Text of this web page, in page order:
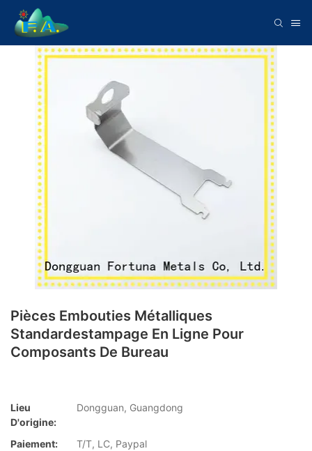
Pièces Embouties Métalliques
Standardestampage En Ligne Pour
Composants De Bureau
Lieu
D'origine:
Dongguan, Guangdong
Paiement:
T/T, LC, Paypal